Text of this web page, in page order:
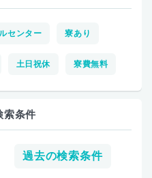
センター 寮あり
土日祝休 寮費無料
索条件
過去の検索条件